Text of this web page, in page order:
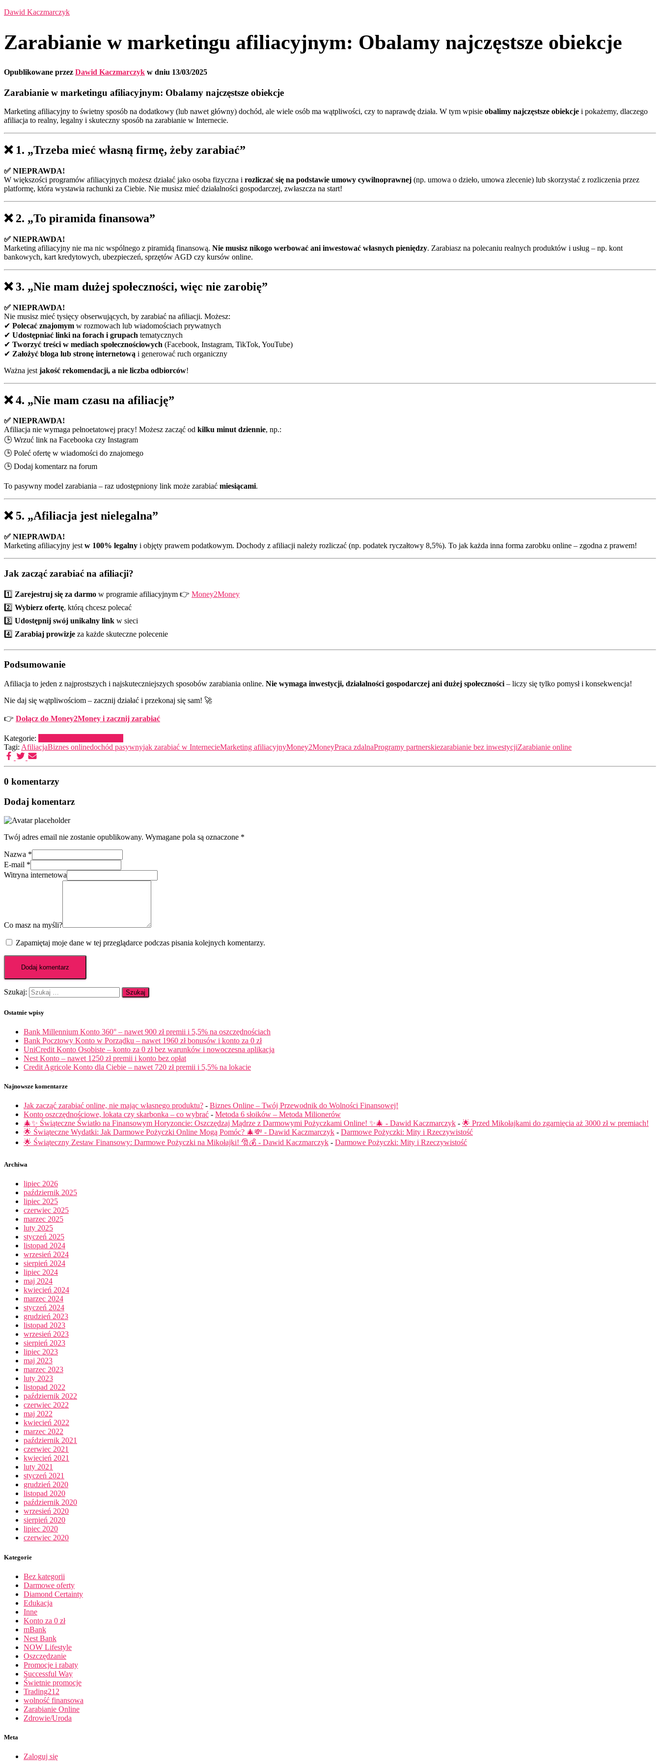
Dawid Kaczmarczyk
Zarabianie w marketingu afiliacyjnym: Obalamy najczęstsze obiekcje
Opublikowane przez Dawid Kaczmarczyk w dniu 13/03/2025
Zarabianie w marketingu afiliacyjnym: Obalamy najczęstsze obiekcje
Marketing afiliacyjny to świetny sposób na dodatkowy (lub nawet główny) dochód, ale wiele osób ma wątpliwości, czy to naprawdę działa. W tym wpisie obalimy najczęstsze obiekcje i pokażemy, dlaczego
afiliacja to realny, legalny i skuteczny sposób na zarabianie w Internecie.
❌ 1. „Trzeba mieć własną firmę, żeby zarabiać”
✅ NIEPRAWDA!
W większości programów afiliacyjnych możesz działać jako osoba fizyczna i rozliczać się na podstawie umowy cywilnoprawnej (np. umowa o dzieło, umowa zlecenie) lub skorzystać z rozliczenia przez
platformę, która wystawia rachunki za Ciebie. Nie musisz mieć działalności gospodarczej, zwłaszcza na start!
❌ 2. „To piramida finansowa”
✅ NIEPRAWDA!
Marketing afiliacyjny nie ma nic wspólnego z piramidą finansową. Nie musisz nikogo werbować ani inwestować własnych pieniędzy. Zarabiasz na polecaniu realnych produktów i usług – np. kont
bankowych, kart kredytowych, ubezpieczeń, sprzętów AGD czy kursów online.
❌ 3. „Nie mam dużej społeczności, więc nie zarobię”
✅ NIEPRAWDA!
Nie musisz mieć tysięcy obserwujących, by zarabiać na afiliacji. Możesz:
✔ Polecać znajomym w rozmowach lub wiadomościach prywatnych
✔ Udostępniać linki na forach i grupach tematycznych
✔ Tworzyć treści w mediach społecznościowych (Facebook, Instagram, TikTok, YouTube)
✔ Założyć bloga lub stronę internetową i generować ruch organiczny
Ważna jest jakość rekomendacji, a nie liczba odbiorców!
❌4. „Nie mam czasu na afiliację”
✅ NIEPRAWDA!
Afiliacja nie wymaga pełnoetatowej pracy! Możesz zacząć od kilku minut dziennie, np.:
🕒 Wrzuć link na Facebooka czy Instagram
🕒 Poleć ofertę w wiadomości do znajomego
🕒 Dodaj komentarz na forum
To pasywny model zarabiania – raz udostępniony link może zarabiać miesiącami.
❌ 5. „Afiliacja jest nielegalna”
✅ NIEPRAWDA!
Marketing afiliacyjny jest w 100% legalny i objęty prawem podatkowym. Dochody z afiliacji należy rozliczać (np. podatek ryczałtowy 8,5%). To jak każda inna forma zarobku online – zgodna z prawem!
Jak zacząć zarabiać na afiliacji?
1️⃣ Zarejestruj się za darmo w programie afiliacyjnym 👉 Money2Money
2️⃣ Wybierz ofertę, którą chcesz polecać
3️⃣ Udostępnij swój unikalny link w sieci
4️⃣ Zarabiaj prowizje za każde skuteczne polecenie
Podsumowanie
Afiliacja to jeden z najprostszych i najskuteczniejszych sposobów zarabiania online. Nie wymaga inwestycji, działalności gospodarczej ani dużej społeczności – liczy się tylko pomysł i konsekwencja!
Nie daj się wątpliwościom – zacznij działać i przekonaj się sam! 🚀
👉 Dołącz do Money2Money i zacznij zarabiać
Kategorie:
Tagi: AfiliacjaBiznes onlinedochód pasywnyjak zarabiać w InternecieMarketing afiliacyjnyMoney2MoneyPraca zdalnaProgramy partnerskiezarabianie bez inwestycjiZarabianie online
0 komentarzy
Dodaj komentarz
Twój adres email nie zostanie opublikowany. Wymagane pola są oznaczone *
Nazwa *
E-mail *
Witryna internetowa
Co masz na myśli?
Zapamiętaj moje dane w tej przeglądarce podczas pisania kolejnych komentarzy.
Szukaj:
Ostatnie wpisy
Bank Millennium Konto 360° – nawet 900 zł premii i 5,5% na oszczędnościach
Bank Pocztowy Konto w Porządku – nawet 1960 zł bonusów i konto za 0 zł
UniCredit Konto Osobiste – konto za 0 zł bez warunków i nowoczesna aplikacja
Nest Konto – nawet 1250 zł premii i konto bez opłat
Credit Agricole Konto dla Ciebie – nawet 720 zł premii i 5,5% na lokacie
Najnowsze komentarze
Jak zacząć zarabiać online, nie mając własnego produktu? - Biznes Online – Twój Przewodnik do Wolności Finansowej!
Konto oszczędnościowe, lokata czy skarbonka – co wybrać - Metoda 6 słoików – Metoda Milionerów
🎄✨ Świąteczne Światło na Finansowym Horyzoncie: Oszczędzaj Mądrze z Darmowymi Pożyczkami Online! ✨🎄 - Dawid Kaczmarczyk - 🌟 Przed Mikołajkami do zgarnięcia aż 3000 zł w premiach!
🌟 Świąteczne Wydatki: Jak Darmowe Pożyczki Online Mogą Pomóc? 🎄💸 - Dawid Kaczmarczyk - Darmowe Pożyczki: Mity i Rzeczywistość
🌟 Świąteczny Zestaw Finansowy: Darmowe Pożyczki na Mikołajki! 🎅💰 - Dawid Kaczmarczyk - Darmowe Pożyczki: Mity i Rzeczywistość
Archiwa
lipiec 2026
październik 2025
lipiec 2025
czerwiec 2025
marzec 2025
luty 2025
styczeń 2025
listopad 2024
wrzesień 2024
sierpień 2024
lipiec 2024
maj 2024
kwiecień 2024
marzec 2024
styczeń 2024
grudzień 2023
listopad 2023
wrzesień 2023
sierpień 2023
lipiec 2023
maj 2023
marzec 2023
luty 2023
listopad 2022
październik 2022
czerwiec 2022
maj 2022
kwiecień 2022
marzec 2022
październik 2021
czerwiec 2021
kwiecień 2021
luty 2021
styczeń 2021
grudzień 2020
listopad 2020
październik 2020
wrzesień 2020
sierpień 2020
lipiec 2020
czerwiec 2020
Kategorie
Bez kategorii
Darmowe oferty
Diamond Certainty
Edukacja
Inne
Konto za 0 zł
mBank
Nest Bank
NOW Lifestyle
Oszczędzanie
Promocje i rabaty
Successful Way
Świetnie promocje
Trading212
wolność finansowa
Zarabianie Online
Zdrowie/Uroda
Meta
Zaloguj się